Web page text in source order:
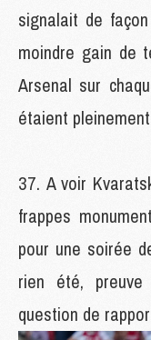
signalait de
moindre gain de
Arsenal sur
étaient
A voir
frappes
pour une soirée
rien été,
question de